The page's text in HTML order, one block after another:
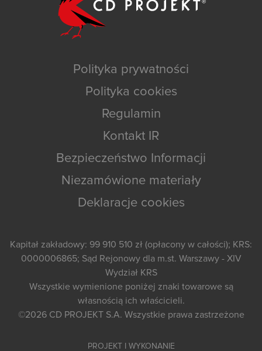
Polityka prywatności
Polityka cookies
Regulamin
Kontakt IR
Bezpieczeństwo Informacji
Niezamówione materiały
Deklaracje cookies
Kapitał zakładowy: 99 910 510 zł (opłacony w całości); KRS:
0000006865; Sąd Rejonowy dla m.st. Warszawy - XIV
Wydział KRS
Wszystkie wymienione poniżej znaki towarowe są
własnością ich właścicieli.
©2026 CD PROJEKT S.A. Wszystkie prawa zastrzeżone
PROJEKT I WYKONANIE